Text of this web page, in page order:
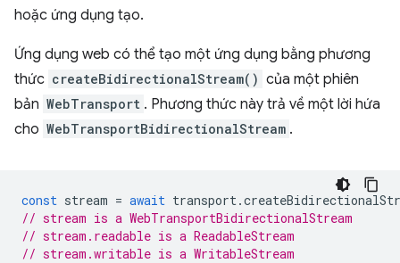
hoặc ứng dụng tạo.
Ứng dụng web có thể tạo một ứng dụng bằng phương
thức createBidirectionalStream() của một phiên
bản WebTransport . Phương thức này trả về một lời hứa
cho WebTransportBidirectionalStream .
const stream = await transport.
// stream is a WebTransportBidirectionalStream
// stream.readable is a ReadableStream
// stream.writable is a WritableStream